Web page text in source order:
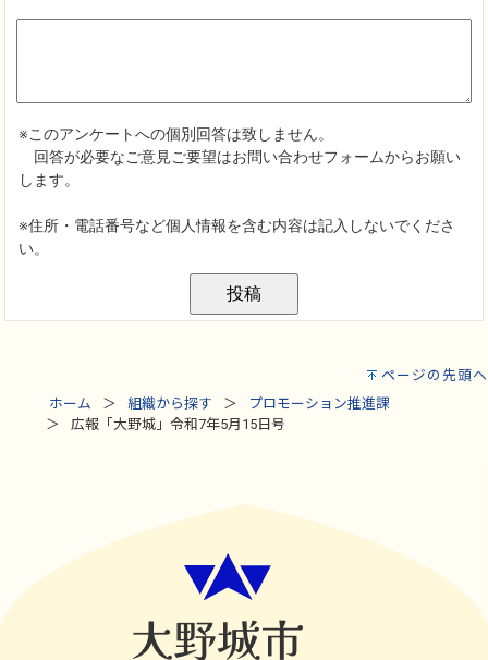
ページの先頭へ
ホーム
組織から探す
プロモーション推進課
広報「大野城」令和7年5月15日号